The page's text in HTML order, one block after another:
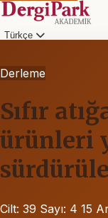
Türkçe
Derleme
Sıfır
ürünleri
Cilt: 39 Sayı: 4 15